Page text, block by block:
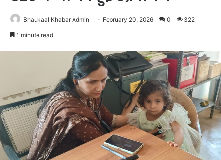
Bhaukaal Khabar Admin February 20, 2026 0 322
1 minute read